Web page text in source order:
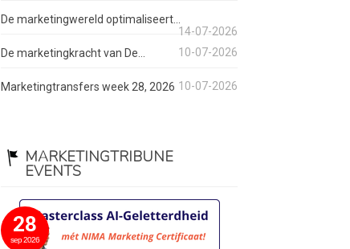
De marketingwereld optimaliseert...
14-07-2026
De marketingkracht van De...
10-07-2026
Marketingtransfers week 28, 2026 10-07-2026
MARKETINGTRIBUNE
EVENTS
28
sep 2026